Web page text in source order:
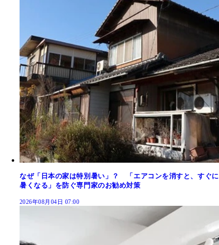
なぜ「日本の家は特別暑い」？ 「エアコンを消すと、すぐに
暑くなる」を防ぐ専門家のお勧め対策
2026年08月04日 07:00